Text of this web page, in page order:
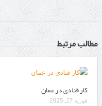
مطالب مرتبط
کار قنادی در عمان
فوریه 27, 2025